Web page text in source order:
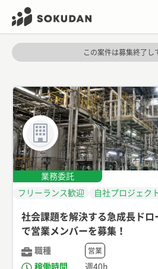
この案件は募集終了し
業務委託
フリーランス歓迎
自社プロジェク
社会課題を解決する急成長ドロ
で営業メンバーを募集！
職種 営業
稼働時間
週40h